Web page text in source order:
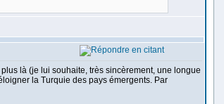
là (je lui souhaite, très sincèrement, une longue
la Turquie des pays émergents. Par